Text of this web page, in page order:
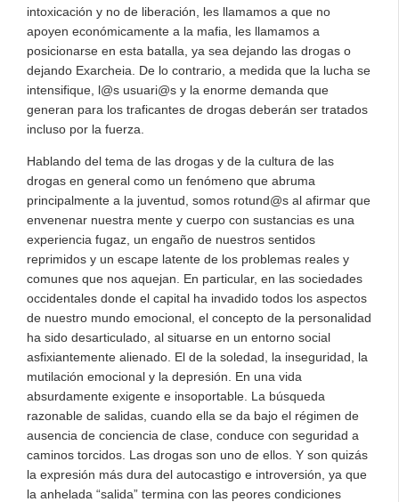
intoxicación y no de liberación, les llamamos a que no
apoyen económicamente a la mafia, les llamamos a
posicionarse en esta batalla, ya sea dejando las drogas o
dejando Exarcheia. De lo contrario, a medida que la lucha se
intensifique, l@s usuari@s y la enorme demanda que
generan para los traficantes de drogas deberán ser tratados
incluso por la fuerza.
Hablando del tema de las drogas y de la cultura de las
drogas en general como un fenómeno que abruma
principalmente a la juventud, somos rotund@s al afirmar que
envenenar nuestra mente y cuerpo con sustancias es una
experiencia fugaz, un engaño de nuestros sentidos
reprimidos y un escape latente de los problemas reales y
comunes que nos aquejan. En particular, en las sociedades
occidentales donde el capital ha invadido todos los aspectos
de nuestro mundo emocional, el concepto de la personalidad
ha sido desarticulado, al situarse en un entorno social
asfixiantemente alienado. El de la soledad, la inseguridad, la
mutilación emocional y la depresión. En una vida
absurdamente exigente e insoportable. La búsqueda
razonable de salidas, cuando ella se da bajo el régimen de
ausencia de conciencia de clase, conduce con seguridad a
caminos torcidos. Las drogas son uno de ellos. Y son quizás
la expresión más dura del autocastigo e introversión, ya que
la anhelada “salida” termina con las peores condiciones